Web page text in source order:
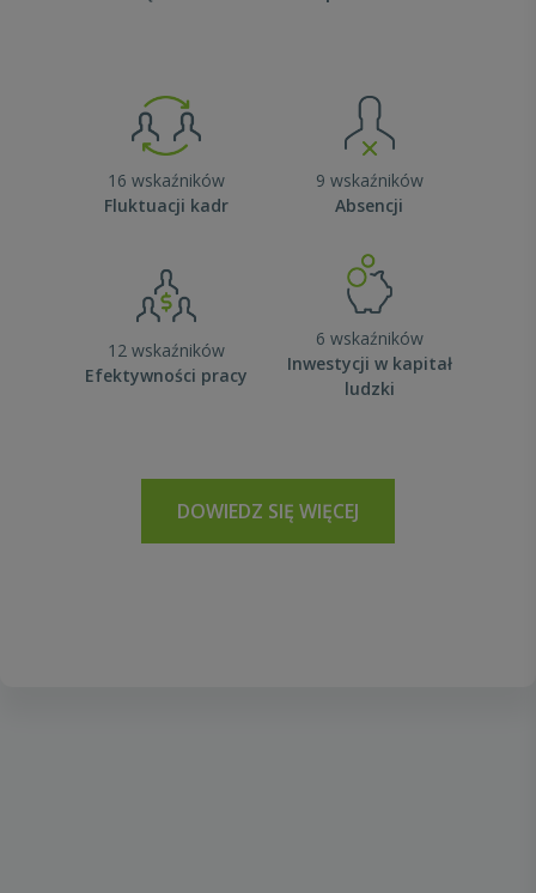
16 wskaźników
Fluktuacji kadr
9 wskaźników
Absencji
12 wskaźników
Efektywności pracy
6 wskaźników
Inwestycji w kapitał
ludzki
DOWIEDZ SIĘ WIĘCEJ